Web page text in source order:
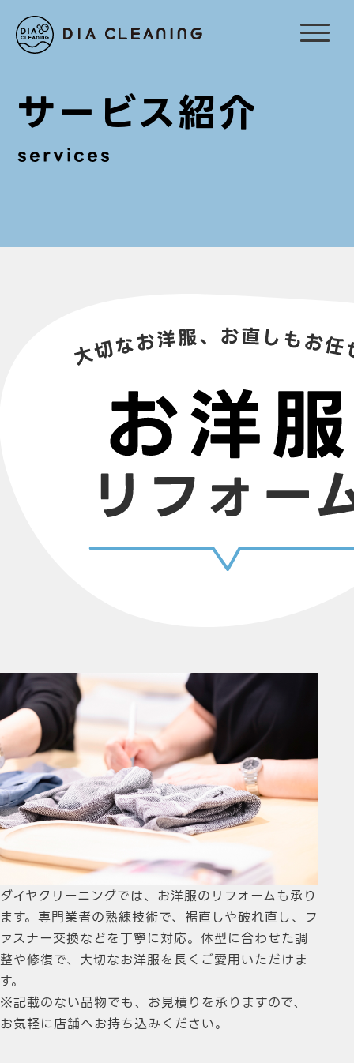
サービス紹介
services
ダイヤクリーニングでは、お洋服のリフォームも承り
ます。専門業者の熟練技術で、裾直しや破れ直し、フ
ァスナー交換などを丁寧に対応。体型に合わせた調
整や修復で、大切なお洋服を長くご愛用いただけま
す。
※記載のない品物でも、お見積りを承りますので、
お気軽に店舗へお持ち込みください。